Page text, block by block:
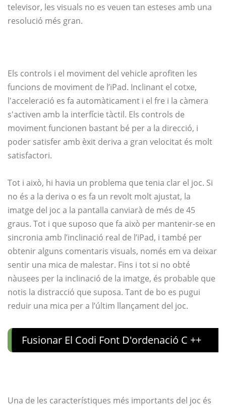
televisor, les visuals no es veuen tan esteses amb una
resolució més gran.
Els controls i el moviment del vehicle aprofiten les
funcions de moviment de l’iPad. Inclinant el cotxe,
l'acceleració es fa automàticament i el fre i la càmera
s'activen amb la interfície tàctil. Els controls de
moviment funcionen bastant bé per a la direcció, i
poder satisfer amb èxit deriva a gran velocitat és molt
satisfactori.
Tot i això, hi havia un problema que tenia clar el joc. Si
no és a la deriva o es fa un revolt molt ajustat, la
imatge del joc a la pantalla canviarà de més de 45
graus. Tot i que suposo que fa això per mantenir-se en
sincronia amb l’inclinació real de l’iPad, i també per
obtenir alguns comentaris visuals, només em va deixar
sentir una mica de malestar. Fins i tot si no obté
nàusees per la inclinació de la imatge, és probable que
notis la distracció que suposa. Tant de bo es pugui
reduir una mica per a l’últim llançament del joc.
Fusionar El Codi Font D'ordenació C ++
Una de les característiques més importants del joc és